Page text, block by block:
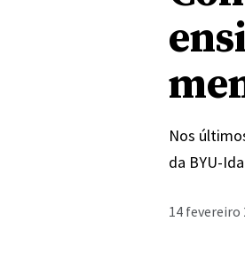
Nos
da BYU-
14 fevereiro